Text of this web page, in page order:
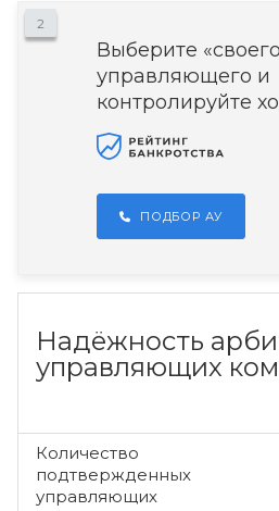
2
Выберите
управляющего и
контролируйте
ПОДБОР АУ
Надёжность
управляющих
Количество
подтвержденных
управляющих